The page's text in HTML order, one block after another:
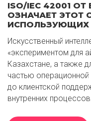
ISO/IEC 42001 ОТ
ОЗНАЧАЕТ ЭТОТ
ИСПОЛЬЗУЮЩИХ
Искусственный
«экспериментом для
Казахстане, а также
частью операционной
до клиентской
внутренних